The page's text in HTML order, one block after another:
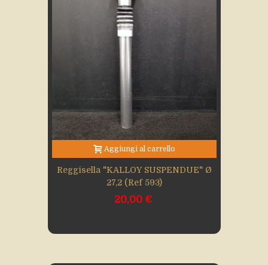
Aggiungi al carrello
Reggisella "KALLOY SUSPENDUE" Ø
27,2 (Ref 593)
20,00 €